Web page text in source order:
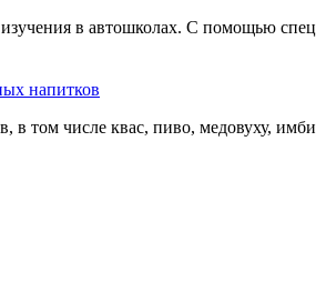
в автошколах. С помощью
напитков
в том числе квас, пиво, медовуху,